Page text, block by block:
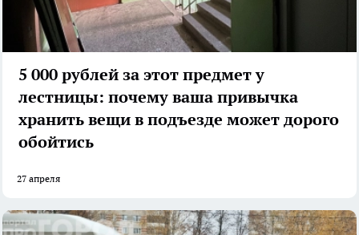
5 000 рублей за этот предмет у
лестницы: почему ваша привычка
хранить вещи в подъезде может дорого
обойтись
27 апреля